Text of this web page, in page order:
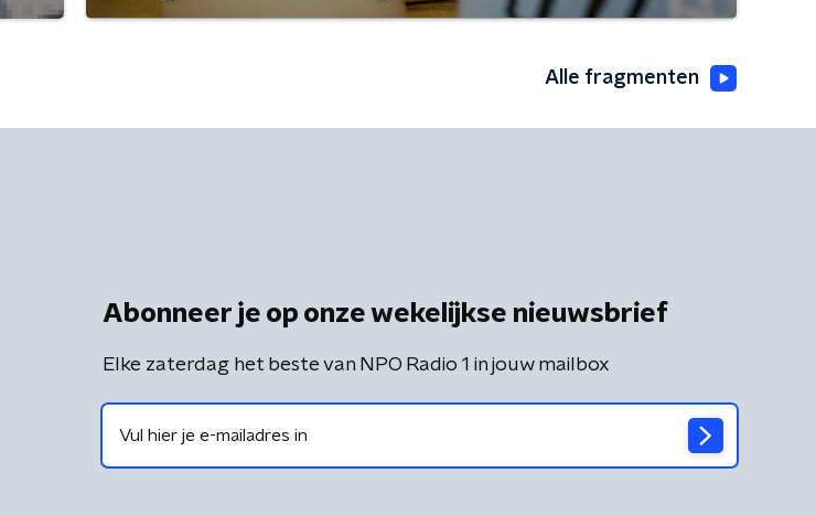
Alle fragmenten
Abonneer je op onze wekelijkse nieuwsbrief
Elke zaterdag het beste van NPO Radio 1 in jouw mailbox